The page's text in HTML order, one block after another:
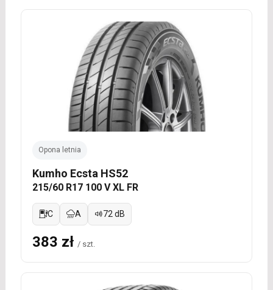
Opona letnia
Kumho Ecsta HS52
215/60 R17 100 V XL FR
C A 72 dB
383 zł / szt.